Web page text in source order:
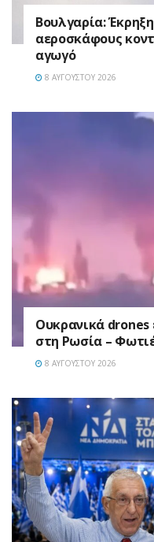
Βουλγαρία:
αεροσκάφους
αγωγό
8 ΑΥΓΟΎΣΤΟΥ 2026
Ουκρανικά drones
στη Ρωσία –
8 ΑΥΓΟΎΣΤΟΥ 2026